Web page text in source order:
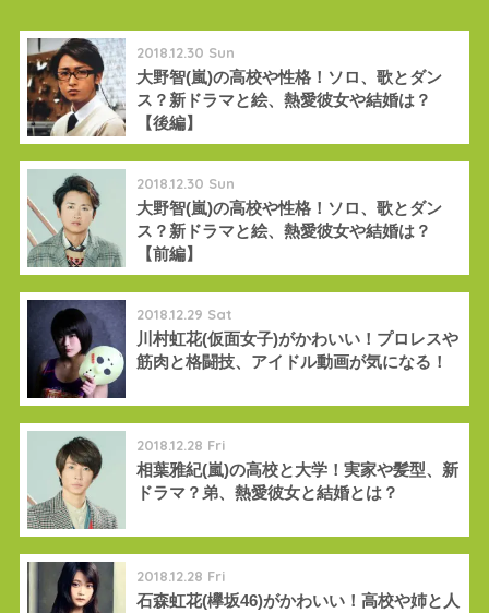
2018.12.30 Sun
大野智(嵐)の高校や性格！ソロ、歌とダン
ス？新ドラマと絵、熱愛彼女や結婚は？
【後編】
2018.12.30 Sun
大野智(嵐)の高校や性格！ソロ、歌とダン
ス？新ドラマと絵、熱愛彼女や結婚は？
【前編】
2018.12.29 Sat
川村虹花(仮面女子)がかわいい！プロレスや
筋肉と格闘技、アイドル動画が気になる！
2018.12.28 Fri
相葉雅紀(嵐)の高校と大学！実家や髪型、新
ドラマ？弟、熱愛彼女と結婚とは？
2018.12.28 Fri
石森虹花(欅坂46)がかわいい！高校や姉と人